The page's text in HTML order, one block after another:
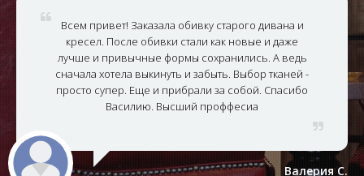
Всем привет! Заказала обивку старого дивана и
кресел. После обивки стали как новые и даже
лучше и привычные формы сохранились. А ведь
сначала хотела выкинуть и забыть. Выбор тканей -
просто супер. Еще и прибрали за собой. Спасибо
Василию. Высший проффесиа
Валерия С.